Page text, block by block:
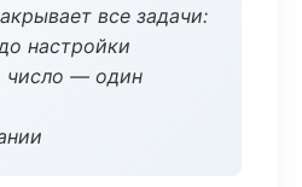
все задачи:
настройки
число — один